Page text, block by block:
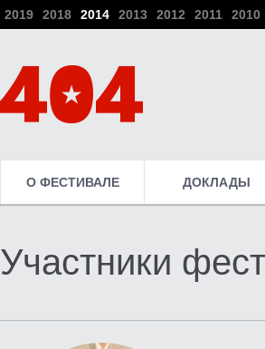
2019 2018 2014 2013 2012 2011 2010
О ФЕСТИВАЛЕ ДОКЛАДЫ
Участники